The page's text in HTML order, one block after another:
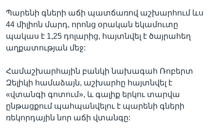
Պարենի գների աճի պատճառով աշխարհում ևս
44 միլիոն մարդ, որոնց օրական եկամուտը
պակաս է 1,25 դոլարից, հայտնվել է ծայրահեղ
աղքատության մեջ:
Համաշխարհային բանկի նախագահ Ռոբերտ
Զելիկի համաձայն, աշխարհը հայտնվել է
«վտանգի գոտում», և գալիք երկու տարվա
ընթացքում պահպանվելու է պարենի գների
ռեկորդային նոր աճի վտանգը: